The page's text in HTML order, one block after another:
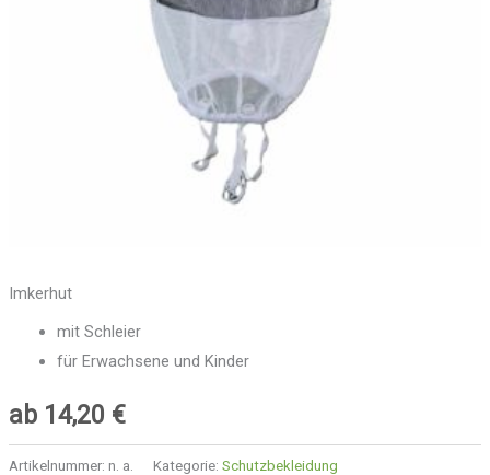
Imkerhut
mit Schleier
für Erwachsene und Kinder
ab 14,20 €
Artikelnummer: n. a. Kategorie: Schutzbekleidung